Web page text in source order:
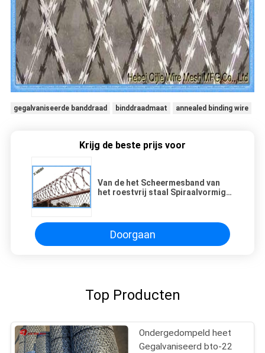
gegalvaniseerde banddraad binddraadmaat annealed binding wire
Krijg de beste prijs voor
Van de het Scheermesband van
het roestvrij staal Spiraalvormige
Gegalvaniseerd
Doorgaan
Top Producten
Ondergedompeld heet
Gegalvaniseerd bto-22